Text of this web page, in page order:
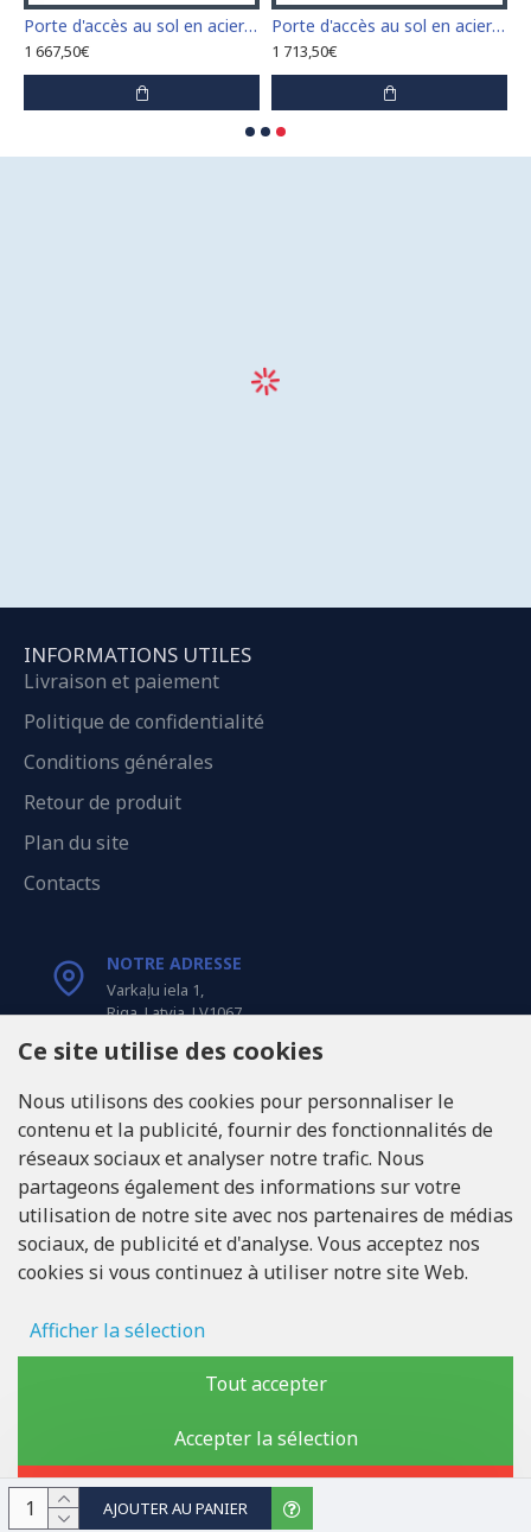
AJOUTER AU PANIER
Porte d'accès au sol en acier inoxydable 60 cm x 110 cm pour intérieur et extérieur
1 667,50€
Porte d'accès au sol en acier inoxydable 60 cm x 120 cm pour intérieur et extérieur
1 713,50€
INFORMATIONS UTILES
Livraison et paiement
Politique de confidentialité
Conditions générales
Retour de produit
Plan du site
Contacts
NOTRE ADRESSE
Varkaļu iela 1,
Riga, Latvia, LV1067
Tel: +371 20371100
INFO@LUKONS.COM
COORDONNÉES DE L'ENTREPRISE
RITONE Sarl
Numéro de TVA LV40103717618
Copyright © 2019 - 2026, lukons.com, Tous droits réservés
Ce site utilise des cookies
Nous utilisons des cookies pour personnaliser le
contenu et la publicité, fournir des fonctionnalités de
réseaux sociaux et analyser notre trafic. Nous
partageons également des informations sur votre
utilisation de notre site avec nos partenaires de médias
sociaux, de publicité et d'analyse. Vous acceptez nos
cookies si vous continuez à utiliser notre site Web.
Afficher la sélection
Stockage des publicités
Données d'utilisateur
Personnalisation publicitaire
Tout accepter
Accepter la sélection
Rejeter